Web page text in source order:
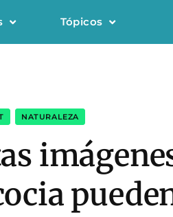
Tópicos
NATURALEZA